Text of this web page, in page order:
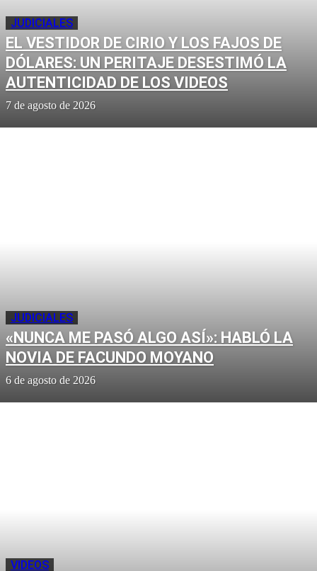
JUDICIALES
EL VESTIDOR DE CIRIO Y LOS FAJOS DE
DÓLARES: UN PERITAJE DESESTIMÓ LA
AUTENTICIDAD DE LOS VIDEOS
7 de agosto de 2026
JUDICIALES
«NUNCA ME PASÓ ALGO ASÍ»: HABLÓ LA
NOVIA DE FACUNDO MOYANO
6 de agosto de 2026
VIDEOS